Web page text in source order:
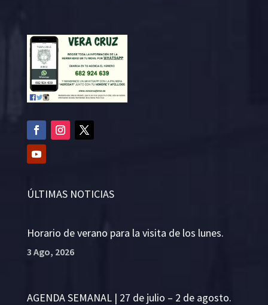
ÚLTIMAS NOTICIAS
Horario de verano para la visita de los lunes.
3 Ago, 2026
AGENDA SEMANAL | 27 de julio – 2 de agosto.